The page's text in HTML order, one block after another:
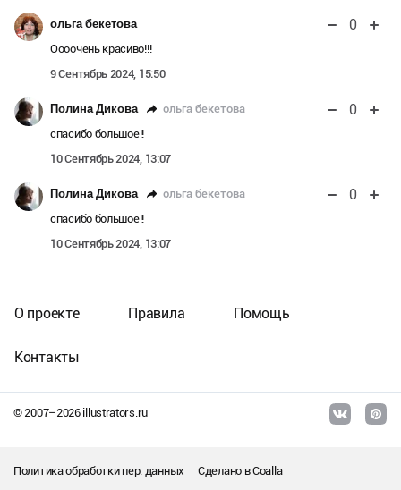
ольга бекетова 0
Оооочень красиво!!!
9 Сентябрь 2024, 15:50
Полина Дикова ольга бекетова 0
спасибо большое!!
10 Сентябрь 2024, 13:07
Полина Дикова ольга бекетова 0
спасибо большое!!
10 Сентябрь 2024, 13:07
© 2007–2026illustrators.ru
О проекте Правила Помощь
Контакты
Политика обработки пер. данных Сделано вCoalla